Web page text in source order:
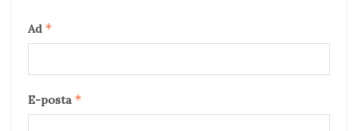
Ad *
E-posta *